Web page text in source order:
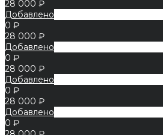
28 000 ₽
Добавлено
0 ₽
28 000 ₽
Добавлено
0 ₽
28 000 ₽
Добавлено
0 ₽
28 000 ₽
Добавлено
0 ₽